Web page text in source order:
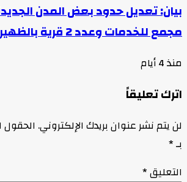
بيان: تعديل حدود بعض المدن
مجمع للخدمات وعدد 2 قرية بالظهير الصحراوي
منذ 4 أيام
اترك تعليقاً
لن يتم نشر عنوان بريدك الإلكتروني. الحقول
بـ*
التعليق*